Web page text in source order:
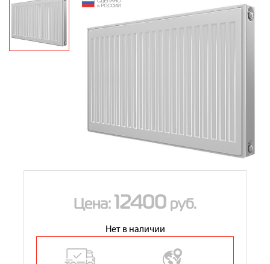
Контакты
8 (800) 500-07-75
Цена:12400 руб.
Нет в наличии